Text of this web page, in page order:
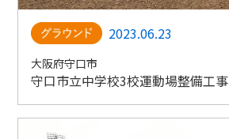
2023.06.23
大阪府守口市
守口市立中学校3校運動場整備工事